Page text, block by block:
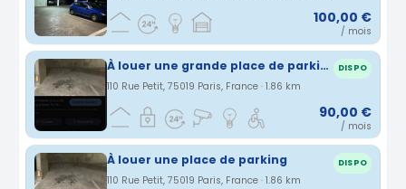
100,00 €
/ mois
À louer une grande place de parking DISPO
110 Rue Petit, 75019 Paris, France · 1.86 km
90,00 €
/ mois
À louer une place de parking DISPO
110 Rue Petit, 75019 Paris, France · 1.86 km